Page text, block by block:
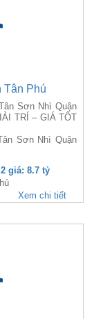
Tân Phú
Sơn Nhì Quận
TRÍ – GIÁ TỐT
Sơn Nhì Quận
giá: 8.7 tỷ
Xem chi tiết